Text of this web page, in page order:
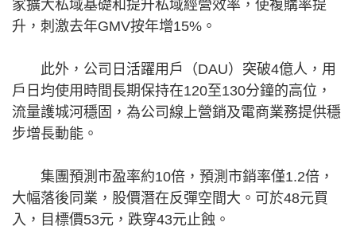
家擴大私域基礎和提升私域經營效率，使複購率提
升，刺激去年GMV按年增15%。
此外，公司日活躍用戶（DAU）突破4億人，用
戶日均使用時間長期保持在120至130分鐘的高位，
流量護城河穩固，為公司線上營銷及電商業務提供穩
步增長動能。
集團預測市盈率約10倍，預測市銷率僅1.2倍，
大幅落後同業，股價潛在反彈空間大。可於48元買
入，目標價53元，跌穿43元止蝕。